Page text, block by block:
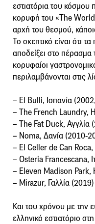
εστιατόρια του κόσμου
κορυφή του «The
αρχή του θεσμού,
Το σκεπτικό είναι ότι
αποδείξει στο
κορυφαίοι
περιλαμβάνονται στις
– El Bulli, Ισπανία
– The French Laundry,
– The Fat Duck, Αγγλία
– Noma, Δανία (2010-
– El Celler de Can
– Osteria Francescana,
– Eleven Madison
– Mirazur, Γαλλία (2019)
Και του χρόνου με την
ελληνικό εστιατόριο